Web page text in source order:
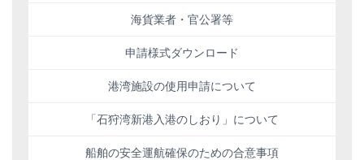
海貨業者・官公署等
申請様式ダウンロード
港湾施設の使用申請について
「石狩湾新港入港のしおり」について
船舶の安全運航確保のための合意事項